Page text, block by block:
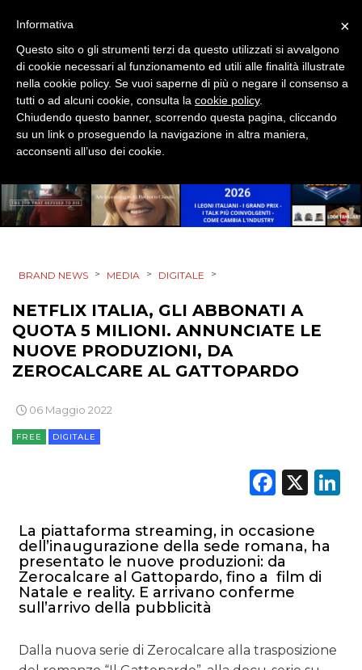
BRAND NEWS > MEDIA > DIGITALE >
NETFLIX ITALIA, GLI ABBONATI A
QUOTA 5 MILIONI. ANNUNCIATE LE
NUOVE PRODUZIONI, DA
ZEROCALCARE AL GATTOPARDO
06 Maggio 2022
FREE DIGITALE
X
La piattaforma streaming, in occasione
dell’inaugurazione della sede romana, ha
presentato le nuove produzioni: da
Zerocalcare al Gattopardo, fino a film di
Natale e reality. E arrivano conferme
sull’arrivo della pubblicità
Dalla nuova serie di Zerocalcare alla trasposizione
×
Informativa
Questo sito o gli strumenti terzi da questo utilizzati si avvalgono
di cookie necessari al funzionamento ed utili alle finalità illustrate
nella cookie policy. Se vuoi saperne di più o negare il consenso a
tutti o ad alcuni cookie, consulta la cookie policy.
Chiudendo questo banner, scorrendo questa pagina, cliccando
su un link o proseguendo la navigazione in altra maniera,
acconsenti all’uso dei cookie.